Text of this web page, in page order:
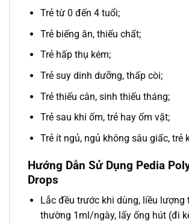
Trẻ từ 0 đến 4 tuổi;
Trẻ biếng ăn, thiếu chất;
Trẻ hấp thụ kém;
Trẻ suy dinh dưỡng, thấp còi;
Trẻ thiếu cân, sinh thiếu tháng;
Trẻ sau khi ốm, trẻ hay ốm vặt;
Trẻ ít ngủ, ngủ không sâu giấc, trẻ
Hướng Dẫn Sử Dụng Pedia
Drops
Lắc đều trước khi dùng, liều lượng
thường 1ml/ngày, lấy ống hút (đi